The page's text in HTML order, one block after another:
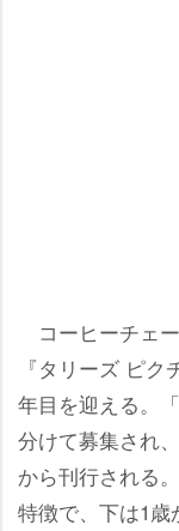
コーヒーチェ
『タリーズ ピ
年目を迎える。
分けて募集され
から刊行される
特徴で、下は1